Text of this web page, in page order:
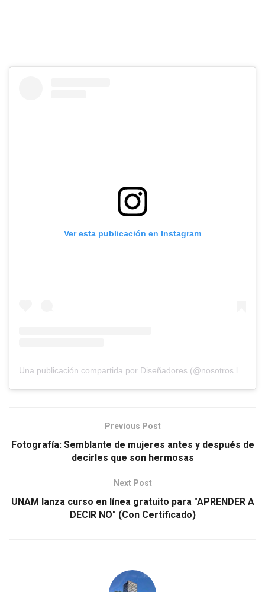
Ver esta publicación en Instagram
Previous Post
Fotografía: Semblante de mujeres antes y después de
decirles que son hermosas
Next Post
UNAM lanza curso en línea gratuito para "APRENDER A
DECIR NO" (Con Certificado)